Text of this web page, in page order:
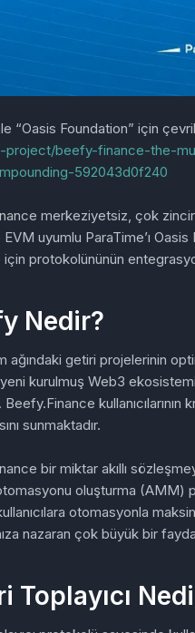
“Oasis Foundation” için
project/beefy-finance-the-
592043d0f240
merkeziyetsiz, çok
uyumlu ParaTime’ı
protokolününün
Nedir?
ağındaki getiri projelerinin
kurulmuş Web3
Beefy.Finance
sunmaktadır.
bir miktar akıllı
oluşturma (AMM)
otomasyonla
nazaran çok büyük bir
Toplayıcı